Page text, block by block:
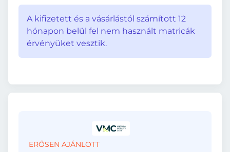
A kifizetett és a vásárlástól számított 12
hónapon belül fel nem használt matricák
érvényüket vesztik.
ERŐSEN AJÁNLOTT